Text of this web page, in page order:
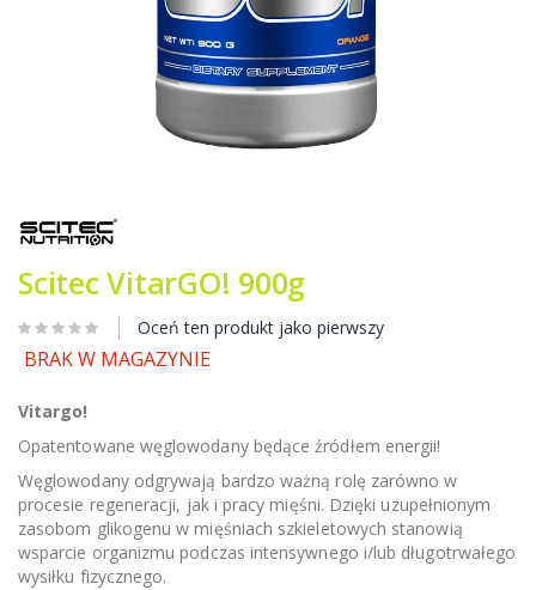
początek
Scitec VitarGO! 900g
Oceń ten produkt jako pierwszy
BRAK W MAGAZYNIE
Vitargo!
Opatentowane węglowodany będące źródłem energii!
Węglowodany odgrywają bardzo ważną rolę zarówno w
procesie regeneracji, jak i pracy mięśni. Dzięki uzupełnionym
zasobom glikogenu w mięśniach szkieletowych stanowią
wsparcie organizmu podczas intensywnego i/lub długotrwałego
wysiłku fizycznego.